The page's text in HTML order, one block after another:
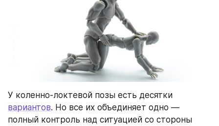
вариантов. Но все их объединяет одно —
полный контроль над ситуацией со стороны